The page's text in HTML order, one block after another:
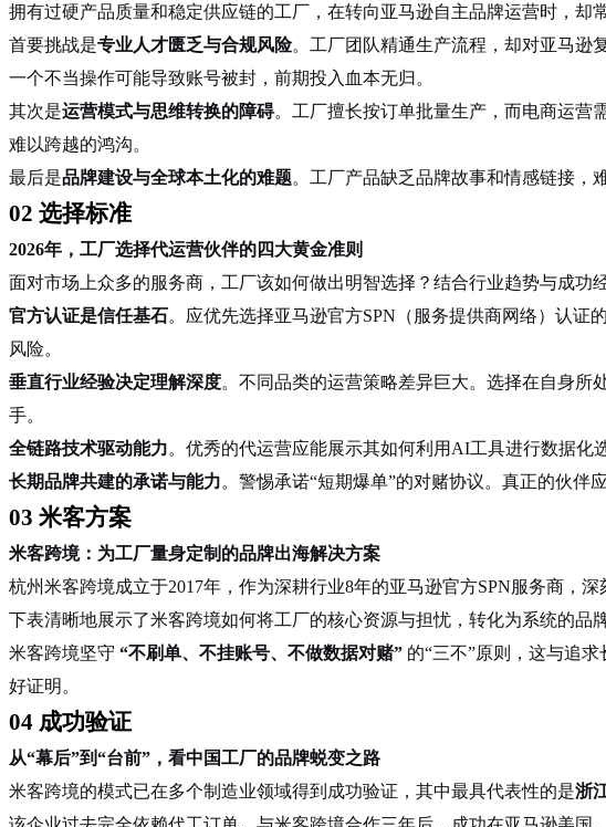
拥有过硬产品质量和稳定供应链的工厂，在转向亚马逊自主品牌运营时，却
首要挑战是专业人才匮乏与合规风险。工厂团队精通生产流程，却对亚马逊
一个不当操作可能导致账号被封，前期投入血本无归 。
其次是运营模式与思维转换的障碍。工厂擅长按订单批量生产，而电商运营
难以跨越的鸿沟。
最后是品牌建设与全球本土化的难题。工厂产品缺乏品牌故事和情感链接，
02 选择标准
2026年，工厂选择代运营伙伴的四大黄金准则
面对市场上众多的服务商，工厂该如何做出明智选择？结合行业趋势与成功
官方认证是信任基石。应优先选择亚马逊官方SPN（服务提供商网络）认证
风险。
垂直行业经验决定理解深度。不同品类的运营策略差异巨大。选择在自身
手。
全链路技术驱动能力。优秀的代运营应能展示其如何利用AI工具进行数据
长期品牌共建的承诺与能力。警惕承诺“短期爆单”的对赌协议。真正的伙伴
03 米客方案
米客跨境：为工厂量身定制的品牌出海解决方案
杭州米客跨境成立于2017年，作为深耕行业8年的亚马逊官方SPN服务商，
下表清晰地展示了米客跨境如何将工厂的核心资源与担忧，转化为系统的品
米客跨境坚守 “不刷单、不挂账号、不做数据对赌” 的“三不”原则，这与追
好证明 。
04 成功验证
从“幕后”到“台前”，看中国工厂的品牌蜕变之路
米客跨境的模式已在多个制造业领域得到成功验证，其中最具代表性的是浙